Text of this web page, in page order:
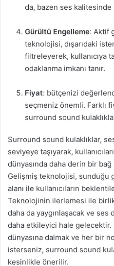
da, bazen ses kalitesinde
Gürültü Engelleme: Aktif
teknolojisi, dışarıdaki
filtreleyerek, kullanıcıya
odaklanma imkanı tanır.
Fiyat: bütçenizi
seçmeniz önemli. Farklı
surround sound
Surround sound kulaklıklar,
seviyeye taşıyarak,
dünyasında daha derin bir bağ
Gelişmiş teknolojisi, sunduğu
alanı ile kullanıcıların
Teknolojinin ilerlemesi ile
daha da yaygınlaşacak ve
daha etkileyici hale gelecektir.
dünyasına dalmak ve her bir
isterseniz, surround sound
kesinlikle önerilir.